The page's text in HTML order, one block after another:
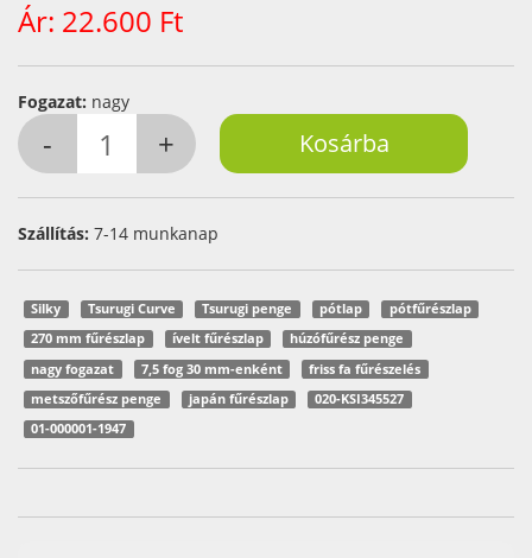
Ár: 22.600 Ft
Fogazat: nagy
Szállítás: 7-14 munkanap
Silky Tsurugi Curve Tsurugi penge pótlap
pótfűrészlap
270 mm fűrészlap
ívelt fűrészlap
húzófűrész penge
nagy fogazat
7,5 fog 30 mm-enként
friss fa fűrészelés
metszőfűrész penge
japán fűrészlap
020-KSI345527
01-000001-1947